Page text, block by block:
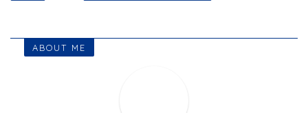
ABOUT ME